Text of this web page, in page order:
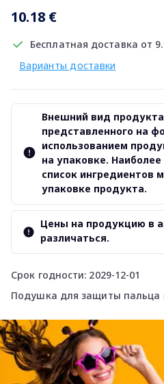
10.18 €
Бесплатная доставка от
Варианты доставки
Срок годности: 2029-12-01
Подушка для защиты пальца
Внешний вид
представленного на
использованием
на упаковке.
список ингредиентов
упаковке продукта.
Цены на продукцию в
различаться.